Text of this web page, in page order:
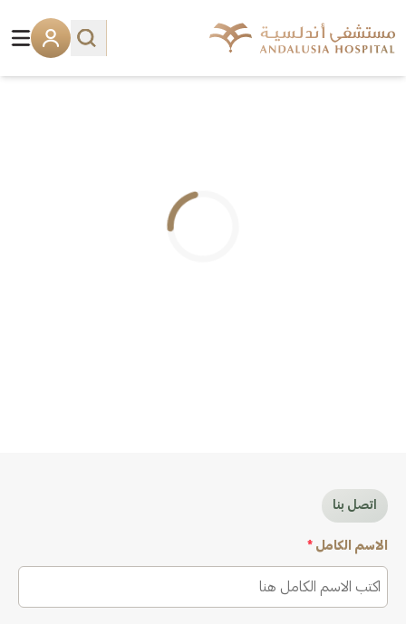
اتصل بنا
الاسم الكامل *